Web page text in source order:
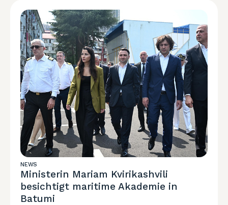
NEWS
Ministerin Mariam Kvirikashvili
besichtigt maritime Akademie in
Batumi